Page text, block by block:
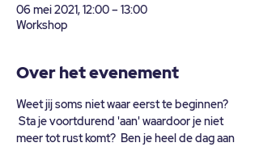
06 mei 2021, 12:00 – 13:00
Workshop
Over het evenement
Weet jij soms niet waar eerst te beginnen?
Sta je voortdurend 'aan' waardoor je niet
meer tot rust komt?  Ben je heel de dag aan